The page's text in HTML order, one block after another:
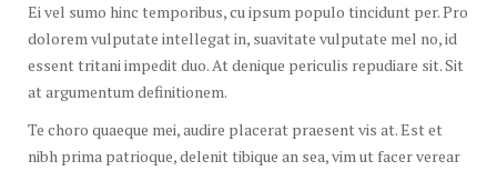
Ei vel sumo hinc temporibus, cu ipsum populo tincidunt per. Pro
dolorem vulputate intellegat in, suavitate vulputate mel no, id
essent tritani impedit duo. At denique periculis repudiare sit. Sit
at argumentum definitionem.
Te choro quaeque mei, audire placerat praesent vis at. Est et
nibh prima patrioque, delenit tibique an sea, vim ut facer verear